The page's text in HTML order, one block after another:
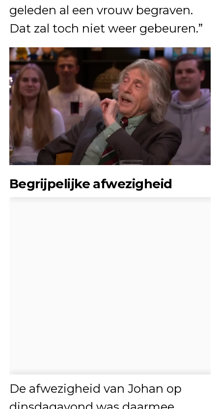
geleden al een vrouw begraven.
Dat zal toch niet weer gebeuren.”
Begrijpelijke afwezigheid
De afwezigheid van Johan op